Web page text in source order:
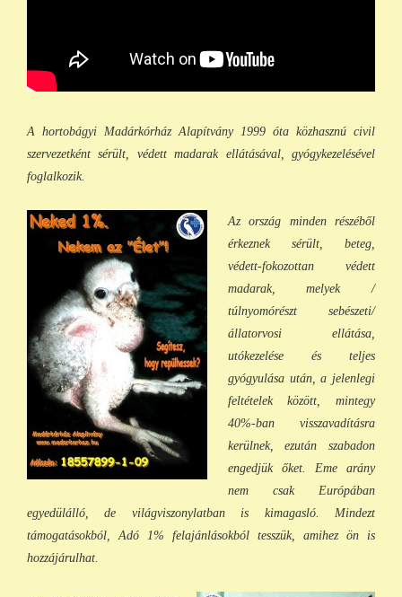
A hortobágyi Madárkórház Alapítvány 1999 óta közhasznú civil
szervezetként sérült, védett madarak ellátásával, gyógykezelésével
foglalkozik.
Az ország minden részéből
érkeznek sérült, beteg,
védett-fokozottan védett
madarak, melyek /
túlnyomórészt sebészeti/
állatorvosi ellátása,
utókezelése és teljes
gyógyulása után, a jelenlegi
feltételek között, mintegy
40%-ban visszavadításra
kerülnek, ezután szabadon
engedjük őket. Eme arány
nem csak Európában
egyedülálló, de világviszonylatban is kimagasló. Mindezt
támogatásokból, Adó 1% felajánlásokból tesszük, amihez ön is
hozzájárulhat.